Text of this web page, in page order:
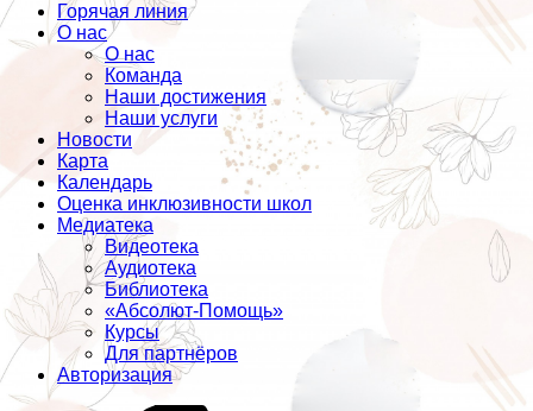
Горячая линия
О нас
О нас
Команда
Наши достижения
Наши услуги
Новости
Карта
Календарь
Оценка инклюзивности школ
Медиатека
Видеотека
Аудиотека
Библиотека
«Абсолют-Помощь»
Курсы
Для партнёров
Авторизация